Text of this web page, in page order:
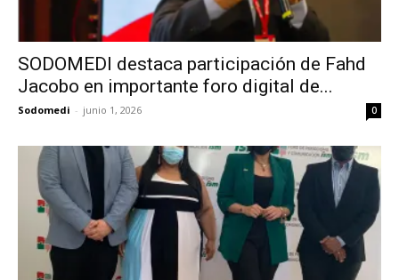
SODOMEDI destaca participación de Fahd
Jacobo en importante foro digital de...
Sodomedi - junio 1, 2026 0